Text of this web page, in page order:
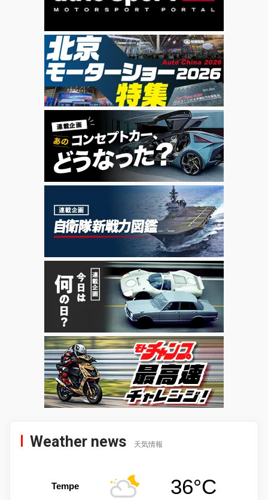
Weather news 天気情報
Tempe 36°C